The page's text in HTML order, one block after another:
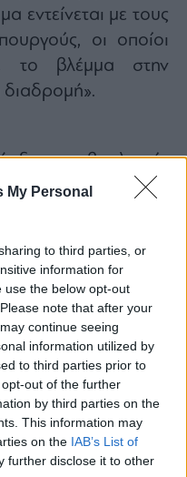
My Personal
to third parties, or
information for
use the below opt-out
note that after your
continue seeing
information utilized by
to third parties prior to
out of the further
by third parties on the
This information may
on the IAB’s List of
further disclose it to other
εντείνεται με τους
οι οποίοι
το βλέμμα στην
διαδρομή».
και βουλευτές
έστω και
που είχε
αυτή την
κράτος είναι η
ο κυβερνητικός
αποτίμηση του
δεν θίγουν το
που στο
με τον Άκη
διαφωνήσει μαζί